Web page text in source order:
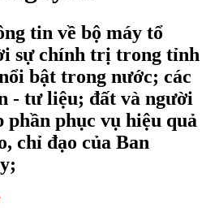
tin về bộ máy tổ
sự chính trị trong tỉnh
bật trong nước; các
- tư liệu; đất và người
phần phục vụ hiệu quả
chỉ đạo của Ban